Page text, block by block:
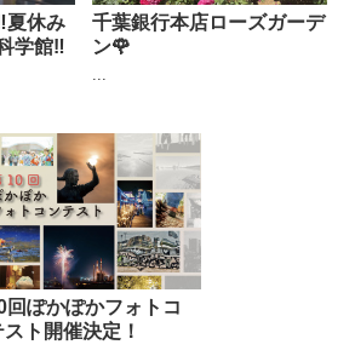
夏休み
学館‼︎
千葉銀行本店ローズガーデ
ン🌹
...
回ぽかぽかフォトコ
スト開催決定！